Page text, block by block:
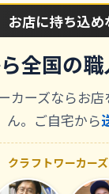
お店に持ち込め
全国の
カーズならお
ん。ご自宅から
クラフトワーカー